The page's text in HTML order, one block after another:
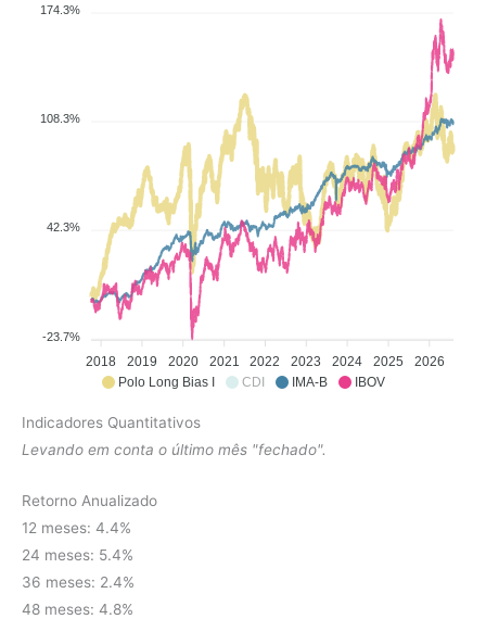
Polo Long Bias I CDI IMA-B IBOV
174.3%
108.3%
42.3%
-23.7%
2018 2019 2020 2021 2022 2023 2024 2025 2026
Indicadores Quantitativos
Levando em conta o último mês "fechado".
Retorno Anualizado
12 meses: 4.4%
24 meses: 5.4%
36 meses: 2.4%
48 meses: 4.8%